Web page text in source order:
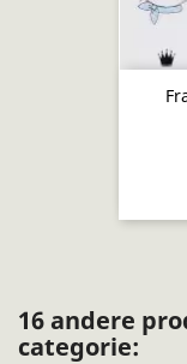
16 andere
categorie: